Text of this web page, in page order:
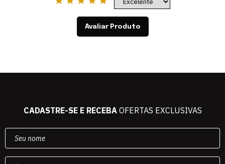
Avaliar Produto
CADASTRE-SE E RECEBAOFERTAS EXCLUSIVAS